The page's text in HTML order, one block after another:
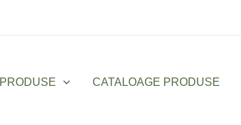
PRODUSE CATALOAGE PRODUSE